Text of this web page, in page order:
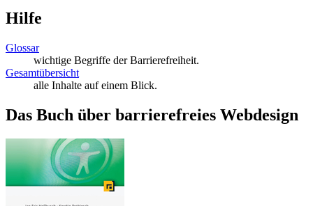
Hilfe
Glossar
wichtige Begriffe der Barrierefreiheit.
Gesamtübersicht
alle Inhalte auf einem Blick.
Das Buch über barrierefreies Webdesign